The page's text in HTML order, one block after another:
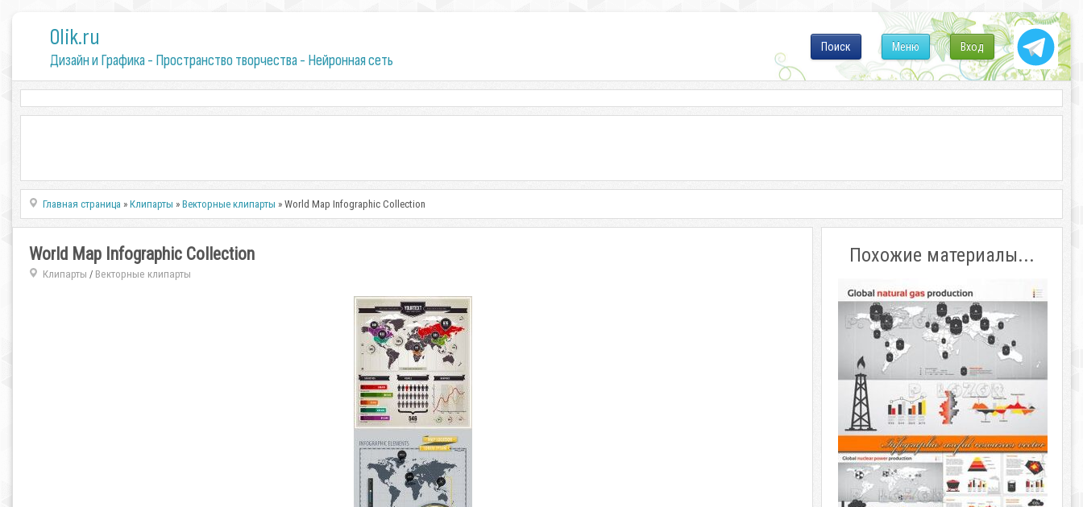
0lik.ru
Дизайн и Графика - Пространство творчества - Нейронная сеть
Вход
Меню
Поиск
Главная страница »Клипарты »Векторные клипарты » World Map Infographic Collection
World Map Infographic Collection
Клипарты / Векторные клипарты
Похожие материалы...